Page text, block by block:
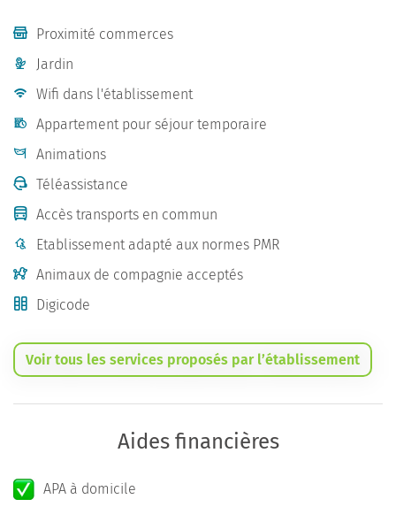
Proximité commerces
Jardin
Wifi dans l'établissement
Appartement pour séjour temporaire
Animations
Téléassistance
Accès transports en commun
Etablissement adapté aux normes PMR
Animaux de compagnie acceptés
Digicode
Voir tous les services proposés par l’établissement
Aides financières
APA à domicile